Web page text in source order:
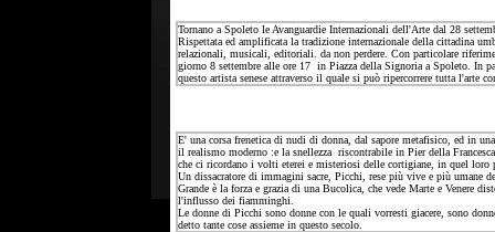
Tornano a Spoleto le Avanguardie Internazionali dell'Arte dal 28
Rispettata ed amplificata la tradizione internazionale della cittadina
relazionali, musicali, editoriali. da non perdere. Con particolare
giorno 8 settembre alle ore 17 in Piazza della Signoria a Spoleto. In
questo artista senese attraverso il quale si può ripercorrere tutta l'arte
E' una corsa frenetica di nudi di donna, dal sapore metafisico, ed in
il realismo moderno :e la snellezza riscontrabile in Pier della
che ci ricordano i volti eterei e misteriosi delle cortigiane, in quel loro
Un dissacratore di immagini sacre, Picchi, rese più vive e più umane
Grande è la forza e grazia di una Bucolica, che vede Marte e Venere
l'influsso dei fiamminghi.
Le donne di Picchi sono donne con le quali vorresti giacere, sono
detto tante cose assieme in questo secolo.